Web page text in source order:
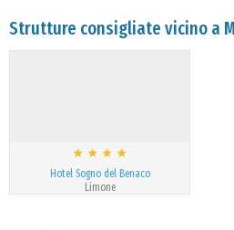
Strutture consigliate vicino a
Hotel Sogno del Benaco
Limone